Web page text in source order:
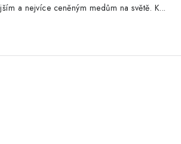
a nejvíce ceněným medům na světě. K...